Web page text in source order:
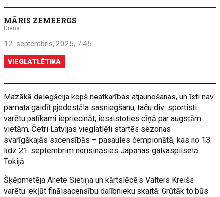
MĀRIS ZEMBERGS
Diena
12. septembris, 2025, 7:45
VIEGLATLĒTIKA
Mazākā delegācija kopš neatkarības atjaunošanas, un īsti nav
pamata gaidīt pjedestāla sasniegšanu, taču divi sportisti
varētu patīkami iepriecināt, iesaistoties cīņā par augstām
vietām. Četri Latvijas vieglatlēti startēs sezonas
svarīgākajās sacensībās – pasaules čempionātā, kas no 13.
līdz 21. septembrim norisināsies Japānas galvaspilsētā
Tokijā.
Šķēpmetēja Anete Sietiņa un kārtslēcējs Valters Kreišs
varētu iekļūt finālsacensību dalībnieku skaitā. Grūtāk to būs